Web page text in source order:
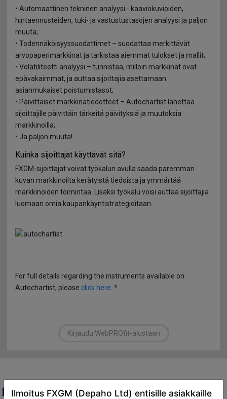
Ilmoitus FXGM (Depaho Ltd) entisille asiakkaille
• Automaattinen tekninen analyysi - kaaviokuvioiden,
hintaennusteiden, tuki- ja vastustustasojen analyysi ja paljon
muuta;
• Todennäköisyyssuodattimet – suodattaa merkittävät
arvopaperimarkkinat ja tarkistaa aiemmat tulokset ja mallit;
• Volatiliteetti analyysi – tunnistaa, milloin markkinat ovat
epävakaimmat, ja auttaa sijoittajia asettamaan
asianmukaiset poistumistasot;
• Päivittäiset markkinatiedotteet – Autochartist lähettää
sijoittajille päivittäin tärkeitä päivityksiä ja muutoksia
markkinoilla;
• Ja paljon muuta!
Kuinka sijoittajat käyttävät sitä?
FXGM-sijoittajat voivat työkalun avulla saada paremman
kuvan markkinoilta kerätyistä tiedoista ja ymmärtää
markkinoiden toimintaa. Lisäksi työkalu voisi auttaa sijoittajia
luomaan omia kaupankäyntistrategioitaan.
For full details regarding the instruments available on
Autochartist, please click here . *
Kirjaudu WebPROfit-alustaan